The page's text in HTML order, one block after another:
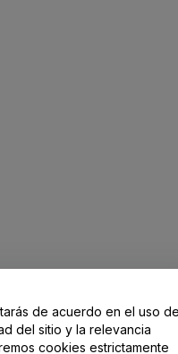
de acuerdo en el uso
del sitio y la relevancia
cookies estrictamente